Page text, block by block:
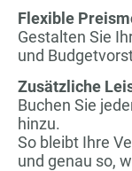
Flexible
Gestalten Sie
und
Zusätzliche
Buchen Sie
hinzu.
So bleibt Ihre
und genau so,